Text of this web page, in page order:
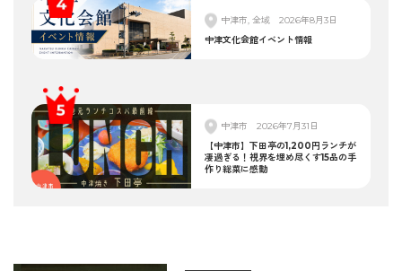
中津市, 全域
2026年8月3日
中津文化会館イベント情報
中津市
2026年7月31日
【中津市】下田亭の1,200円ランチが
凄過ぎる！視界を埋め尽くす15品の手
作り総菜に感動